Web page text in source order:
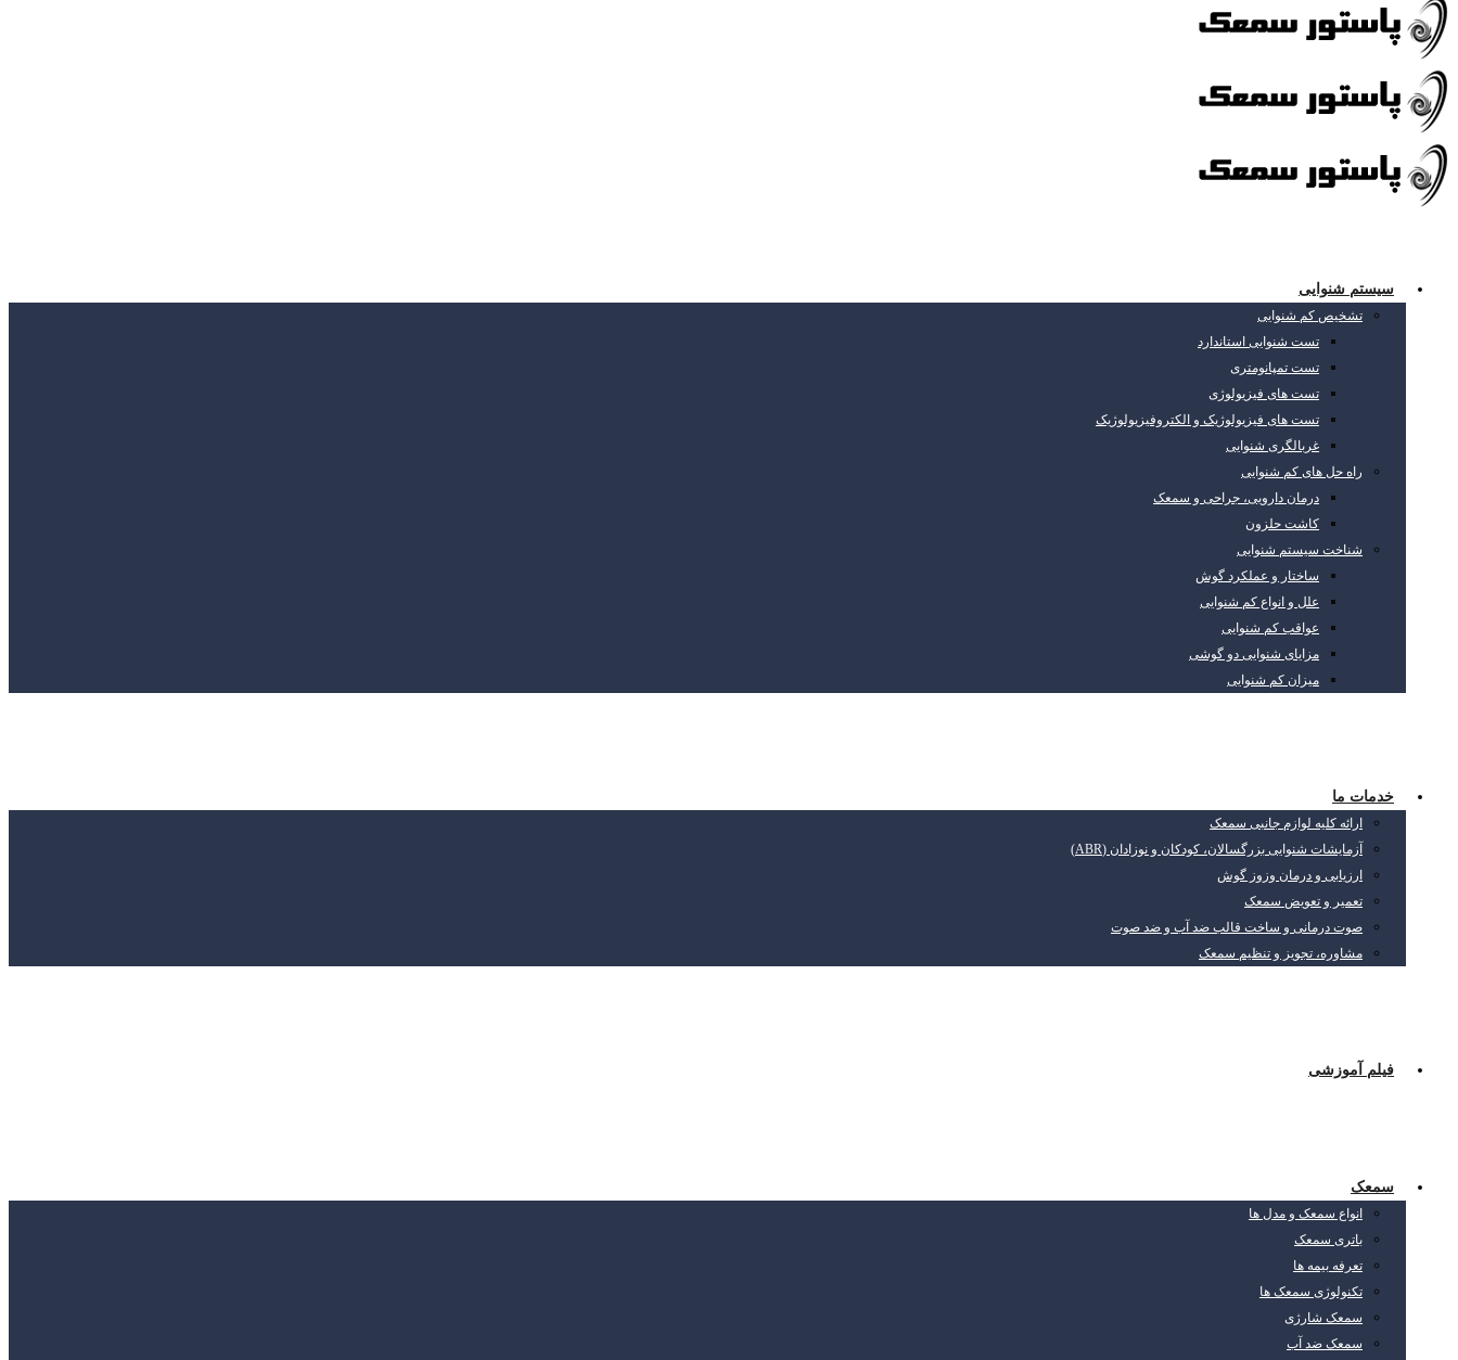
سیستم شنوایی
تشخیص کم شنوایی
تست شنوایی استاندارد
تست تمپانومتری
تست های فیزیولوژی
تست های فیزیولوژیک و الکتروفیزیولوژیک
غربالگری شنوایی
راه حل های کم شنوایی
درمان دارویی، جراحی و سمعک
کاشت حلزون
شناخت سیستم شنوایی
ساختار و عملکرد گوش
علل و انواع کم شنوایی
عواقب کم شنوایی
مزایای شنوایی دو گوشی
میزان کم شنوایی
خدمات ما
ارائه کلیه لوازم جانبی سمعک
آزمایشات شنوایی بزرگسالان، کودکان و نوزادان (ABR)
ارزیابی و درمان وزوز گوش
تعمیر و تعویض سمعک
صوت درمانی و ساخت قالب ضد آب و ضد صوت
مشاوره، تجویز و تنظیم سمعک
فیلم آموزشی
سمعک
انواع سمعک و مدل ها
باتری سمعک
تعرفه بیمه ها
تکنولوژی سمعک ها
سمعک شارژی
سمعک ضد آب